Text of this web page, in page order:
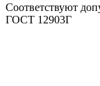
Соответствуют
ГОСТ 12903Г